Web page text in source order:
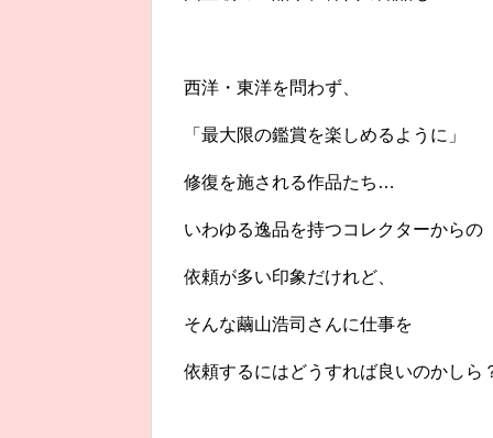
西洋・東洋を問わず、
「最大限の鑑賞を楽しめるように」
修復を施される作品たち…
いわゆる逸品を持つコレクターからの
依頼が多い印象だけれど、
そんな繭山浩司さんに仕事を
依頼するにはどうすれば良いのかしら